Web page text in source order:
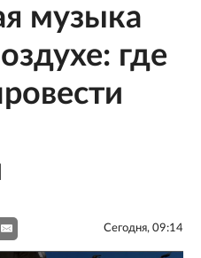
музыка
где
Сегодня, 09:14